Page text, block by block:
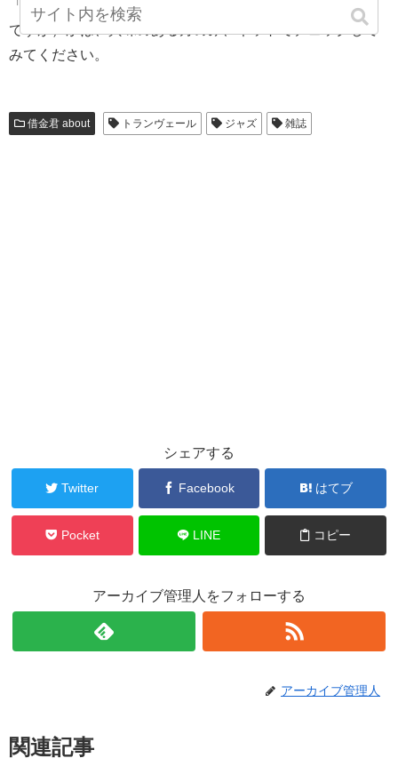
「ＢＡＳＩＥ」がどう「聖地」だった（もちろん、現在も
ですが）かは、興味のある方のみ、ネットでチェックして
みてください。
借金君 about トランヴェール ジャズ 雑誌
シェアする
Twitter Facebook はてブ
Pocket LINE コピー
アーカイブ管理人をフォローする
アーカイブ管理人
関連記事